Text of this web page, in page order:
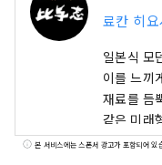
료칸 히요
일본식 모
이를 느끼
재료를 듬
같은 미래
세 목욕탕
본 서비스에는 스폰서 광고가 포함되어 있